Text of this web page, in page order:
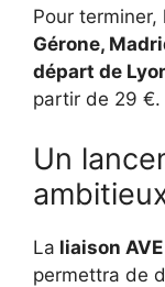
Pour terminer,
Gérone,
départ de
partir de 29 €.
Un
La liaison
permettra de